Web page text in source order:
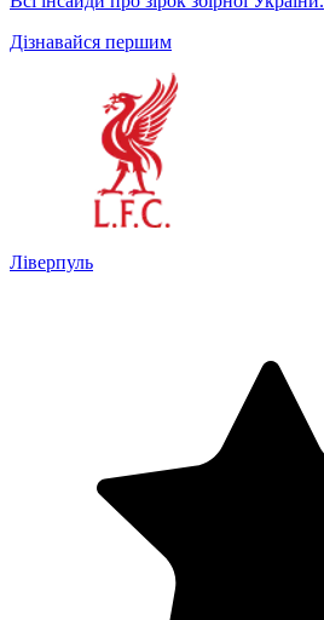
Дізнавайся першим
Ліверпуль